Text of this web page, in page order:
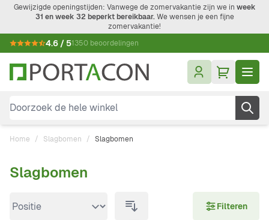
Ga naar de inhoud
Gewijzigde openingstijden: Vanwege de zomervakantie zijn we in week
31 en week 32 beperkt bereikbaar.We wensen je een fijne
zomervakantie!
4.6 / 51350 beoordelingen
Doorzoek de hele winkel
Home / Slagbomen / Slagbomen
Doorgaan naar productlijst
Slagbomen
Filteren